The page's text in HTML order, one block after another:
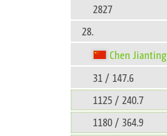
2827
28.
Chen Jianting
31 / 147.6
1125 / 240.7
1180 / 364.9